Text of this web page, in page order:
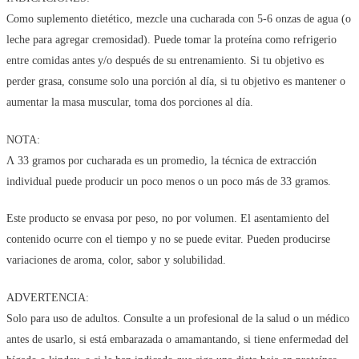
Como suplemento dietético, mezcle una cucharada con 5-6 onzas de agua (o
leche para agregar cremosidad). Puede tomar la proteína como refrigerio
entre comidas antes y/o después de su entrenamiento. Si tu objetivo es
perder grasa, consume solo una porción al día, si tu objetivo es mantener o
aumentar la masa muscular, toma dos porciones al día.
NOTA:
Ʌ 33 gramos por cucharada es un promedio, la técnica de extracción
individual puede producir un poco menos o un poco más de 33 gramos.
Este producto se envasa por peso, no por volumen. El asentamiento del
contenido ocurre con el tiempo y no se puede evitar. Pueden producirse
variaciones de aroma, color, sabor y solubilidad.
ADVERTENCIA:
Solo para uso de adultos. Consulte a un profesional de la salud o un médico
antes de usarlo, si está embarazada o amamantando, si tiene enfermedad del